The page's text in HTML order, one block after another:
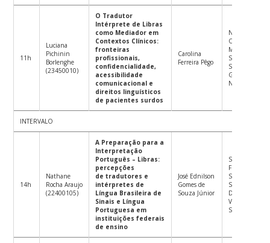
11h
Luciana
Pichinin
Borlenghe
(23450010)
O Tradutor
Intérprete de Libras
como Mediador em
Contextos Clínicos:
fronteiras
profissionais,
confidencialidade,
acessibilidade
comunicacional e
direitos linguísticos
de pacientes surdos
Carolina
Ferreira Pêgo
Núbia Flávia
Oliveira
Mendes
Suplente:
Sylvia Lia
Grespan
Neves
INTERVALO
14h
Nathane
Rocha Araujo
(22400105)
A Preparação para a
Interpretação
Português – Libras:
percepções
de tradutores e
intérpretes de
Língua Brasileira de
Sinais e Língua
Portuguesa em
instituições federais
de ensino
José Ednilson
Gomes de
Souza Júnior
Saionara
Figueiredo
Santos
Suplente:
Danielle
Vanessa Costa
Souza